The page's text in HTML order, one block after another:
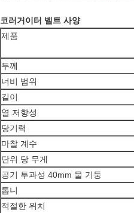
코러거이터 벨트 사양
제품
두께
너비 범위
길이
열 저항성
당기력
마찰 계수
단위 당 무게
공기 투과성 40mm 물 기둥
톱니
적절한 위치